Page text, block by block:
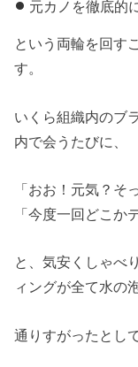
元カノを徹底的
という両輪を回す
す。
いくら組織内のブ
内で会うたびに、
「おお！元気？そ
「今度一回どこか
と、気安くしゃべ
ィングが全て水の
通りすがったとし